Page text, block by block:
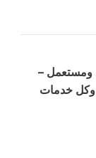
ومستعمل –
خدمات